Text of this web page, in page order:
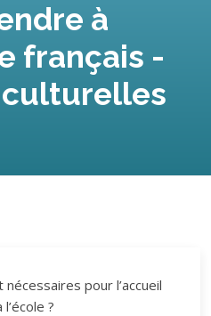
à
français -
pour l’accueil
?